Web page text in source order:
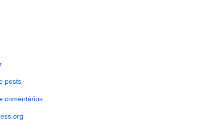
posts
comentários